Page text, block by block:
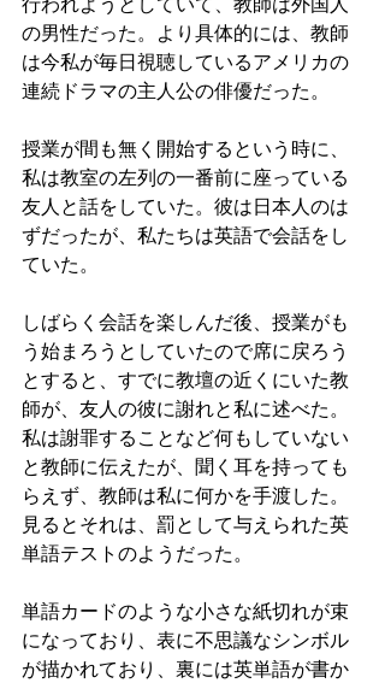
行われようとしていて、教師は外国人
の男性だった。より具体的には、教師
は今私が毎日視聴しているアメリカの
連続ドラマの主人公の俳優だった。
授業が間も無く開始するという時に、
私は教室の左列の一番前に座っている
友人と話をしていた。彼は日本人のは
ずだったが、私たちは英語で会話をし
ていた。
しばらく会話を楽しんだ後、授業がも
う始まろうとしていたので席に戻ろう
とすると、すでに教壇の近くにいた教
師が、友人の彼に謝れと私に述べた。
私は謝罪することなど何もしていない
と教師に伝えたが、聞く耳を持っても
らえず、教師は私に何かを手渡した。
見るとそれは、罰として与えられた英
単語テストのようだった。
単語カードのような小さな紙切れが束
になっており、表に不思議なシンボル
が描かれており、裏には英単語が書か